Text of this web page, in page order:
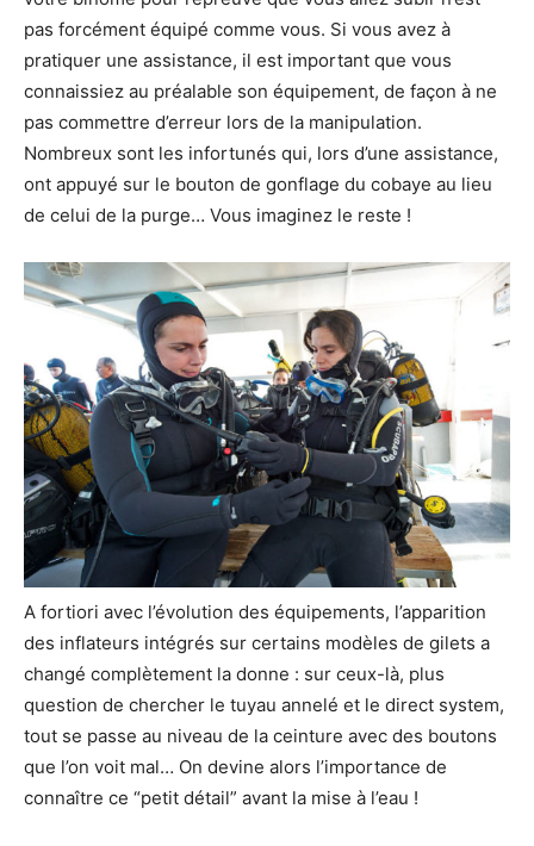
pas forcément équipé comme vous. Si vous avez à
pratiquer une assistance, il est important que vous
connaissiez au préalable son équipement, de façon à ne
pas commettre d’erreur lors de la manipulation.
Nombreux sont les infortunés qui, lors d’une assistance,
ont appuyé sur le bouton de gonflage du cobaye au lieu
de celui de la purge… Vous imaginez le reste !
A fortiori avec l’évolution des équipements, l’apparition
des inflateurs intégrés sur certains modèles de gilets a
changé complètement la donne : sur ceux-là, plus
question de chercher le tuyau annelé et le direct system,
tout se passe au niveau de la ceinture avec des boutons
que l’on voit mal… On devine alors l’importance de
connaître ce “petit détail” avant la mise à l’eau !